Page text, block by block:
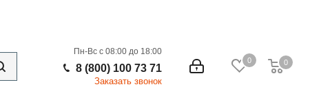
0 0
0
Пн-Вс с 08:00 до 18:00
8 (800) 100 73 71
Заказать звонок